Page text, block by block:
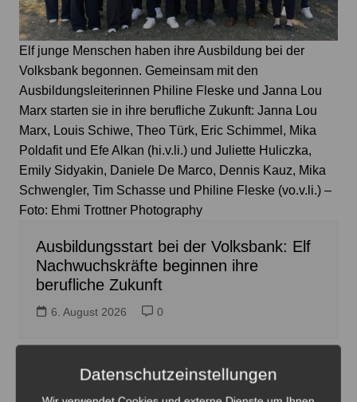
Elf junge Menschen haben ihre Ausbildung bei der
Volksbank begonnen. Gemeinsam mit den
Ausbildungsleiterinnen Philine Fleske und Janna Lou
Marx starten sie in ihre berufliche Zukunft: Janna Lou
Marx, Louis Schiwe, Theo Türk, Eric Schimmel, Mika
Poldafit und Efe Alkan (hi.v.li.) und Juliette Huliczka,
Emily Sidyakin, Daniele De Marco, Dennis Kauz, Mika
Schwengler, Tim Schasse und Philine Fleske (vo.v.li.) –
Foto: Ehmi Trottner Photography
Ausbildungsstart bei der Volksbank: Elf
Nachwuchskräfte beginnen ihre
berufliche Zukunft
6. August 2026 0
Datenschutzeinstellungen